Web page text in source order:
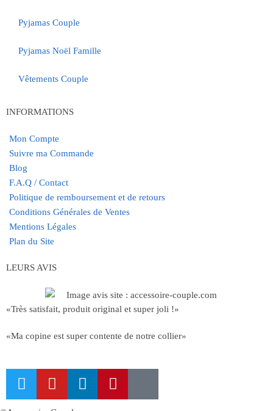
Pyjamas Couple
Pyjamas Noël Famille
Vêtements Couple
INFORMATIONS
Mon Compte
Suivre ma Commande
Blog
F.A.Q / Contact
Politique de remboursement et de retours
Conditions Générales de Ventes
Mentions Légales
Plan du Site
LEURS AVIS
«Très satisfait, produit original et super joli !»
«Ma copine est super contente de notre collier»